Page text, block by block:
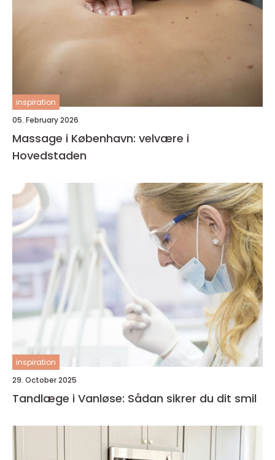
inspiration
05. February 2026
Massage i København: velvære i
Hovedstaden
inspiration
29. October 2025
Tandlæge i Vanløse: Sådan sikrer du dit smil